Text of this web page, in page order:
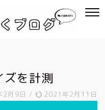
ズを計測
2月9日 / 2021年2月11日